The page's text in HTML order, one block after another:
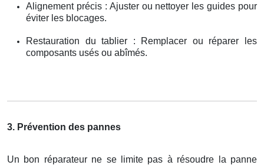
Alignement précis : Ajuster ou nettoyer les guides pour
éviter les blocages.
Restauration du tablier : Remplacer ou réparer les
composants usés ou abîmés.
3. Prévention des pannes
Un bon réparateur ne se limite pas à résoudre la panne